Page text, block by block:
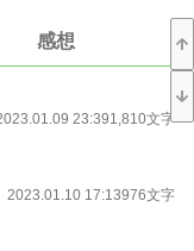
の？」
たら攻略対象者たちの恋愛
真実の愛を見つけること
感想
23:391,810文字
2023.01.10 17:13976文字